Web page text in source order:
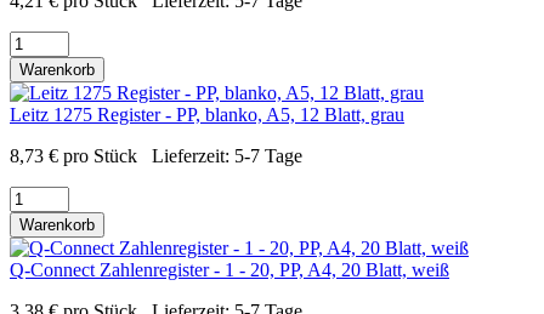
Warenkorb
Leitz 1275 Register - PP, blanko, A5, 12 Blatt, grau
8,73 € pro Stück Lieferzeit: 5-7 Tage
Warenkorb
Q-Connect Zahlenregister - 1 - 20, PP, A4, 20 Blatt, weiß